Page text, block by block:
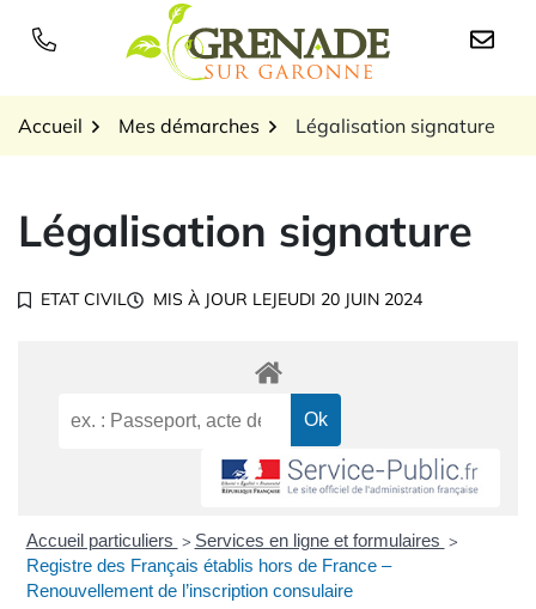
Logo Grenade sur
Accueil Mes démarches Légalisation signature
Légalisation signature
ETAT CIVIL MIS À JOUR LEJEUDI 20 JUIN 2024
Accueil particuliers > Services en ligne et formulaires >
Registre des Français établis hors de France –
Renouvellement de l’inscription consulaire